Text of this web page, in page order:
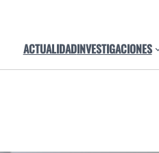
ACTUALIDADINVESTIGACIONES